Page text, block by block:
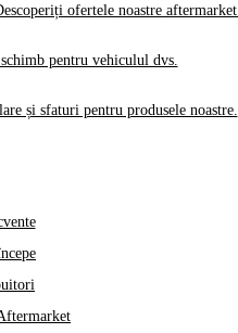
ofertele noastre aftermarket.
pentru vehiculul dvs.
și sfaturi pentru produsele noastre.